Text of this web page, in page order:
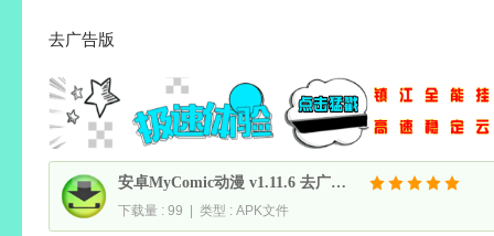
去广告版
安卓MyComic动漫 v1.11.6 去广告纯净版/漫画+小说三合一
下载量 : 99 | 类型 : APK文件